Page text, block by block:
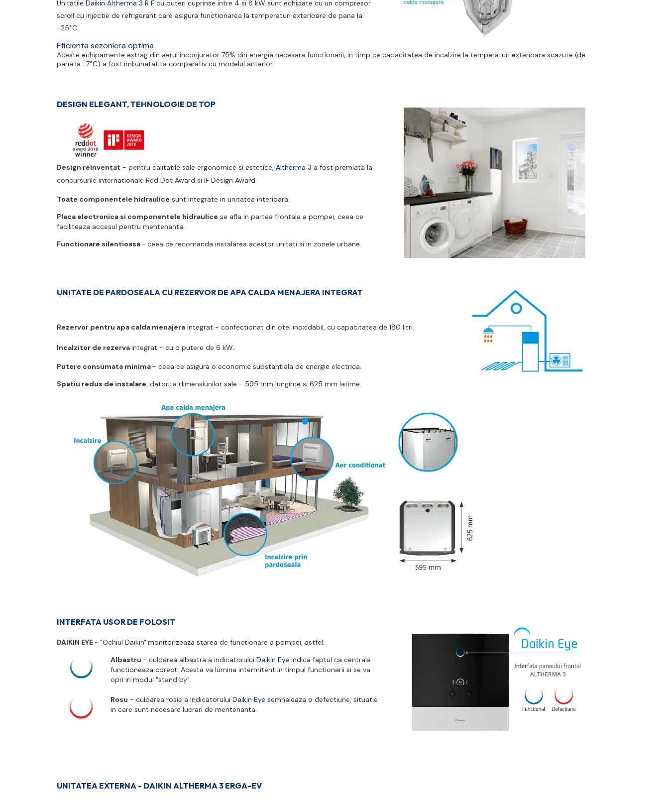
Unitatile Daikin Altherma 3 R F cu puteri cuprinse intre 4 si 8 kW sunt echipate cu un compresor
scroll cu injectie de refrigerant care asigura functionarea la temperaturi exterioare de pana la
-25°C.
Eficienta sezoniera optima
Aceste echipamente extrag din aerul inconjurator 75% din energia necesara functionarii, in timp ce capacitatea de incalzire la temperaturi exterioara scazute (de
pana la -7°C) a fost imbunatatita comparativ cu modelul anterior.
DESIGN ELEGANT, TEHNOLOGIE DE TOP
Design reinventat - pentru calitatile sale ergonomice si estetice, Altherma 3 a fost premiata la
concursurile internationale Red Dot Award si IF Design Award.
Toate componentele hidraulice sunt integrate in unitatea interioara.
Placa electronica si componentele hidraulice se afla in partea frontala a pompei, ceea ce
faciliteaza accesul pentru mentenanta.
Functionare silentioasa - ceea ce recomanda instalarea acestor unitati si in zonele urbane.
UNITATE DE PARDOSEALA CU REZERVOR DE APA CALDA MENAJERA INTEGRAT
Rezervor pentru apa calda menajera integrat - confectionat din otel inoxidabil, cu capacitatea de 180 litri.
Incalzitor de rezervaintegrat - cu o putere de 6 kW.
Putere consumata minima - ceea ce asigura o economie substantiala de energie electrica.
Spatiu redus de instalare, datorita dimensiunilor sale - 595 mm lungime si 625 mm latime.
INTERFATA USOR DE FOLOSIT
DAIKIN EYE - "Ochiul Daikin" monitorizeaza starea de functionare a pompei, astfel:
Albastru - culoarea albastra a indicatorului Daikin Eye indica faptul ca centrala
functioneaza corect. Acesta va lumina intermitent in timpul functionarii si se va
opri in modul "stand by".
Rosu - culoarea rosie a indicatorului Daikin Eye semnaleaza o defectiune, situatie
in care sunt necesare lucrari de mentenanta.
UNITATEA EXTERNA - DAIKIN ALTHERMA 3 ERGA-EV